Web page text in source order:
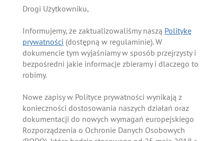
Drogi Użytkowniku,
Informujemy, że zaktualizowaliśmy naszą Politykę
prywatności (dostępną w regulaminie). W
dokumencie tym wyjaśniamy w sposób przejrzysty i
bezpośredni jakie informacje zbieramy i dlaczego to
robimy.
Nowe zapisy w Polityce prywatności wynikają z
konieczności dostosowania naszych działań oraz
dokumentacji do nowych wymagań europejskiego
Rozporządzenia o Ochronie Danych Osobowych